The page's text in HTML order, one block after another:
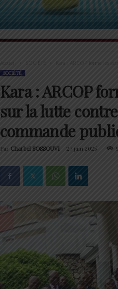
Accueil Kara : ARCOP forme les
SOCIÉTÉ
Kara : ARCOP
sur la lutte
commande
Par Charbel SOSSOUVI- 27 juin 2025